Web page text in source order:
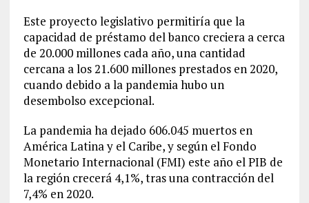
Este proyecto legislativo permitiría que la
capacidad de préstamo del banco creciera a cerca
de 20.000 millones cada año, una cantidad
cercana a los 21.600 millones prestados en 2020,
cuando debido a la pandemia hubo un
desembolso excepcional.
La pandemia ha dejado 606.045 muertos en
América Latina y el Caribe, y según el Fondo
Monetario Internacional (FMI) este año el PIB de
la región crecerá 4,1%, tras una contracción del
7,4% en 2020.